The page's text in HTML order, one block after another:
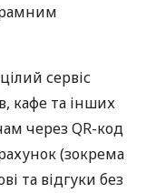
сервіс
кафе та інших
через QR-код
(зокрема
та відгуки без